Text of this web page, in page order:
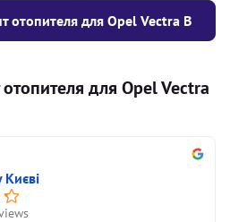
отопителя для Opel Vectra B
для Opel Vectra